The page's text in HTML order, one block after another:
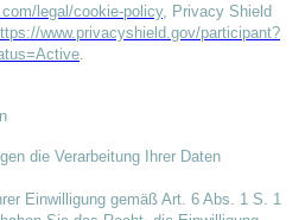
legal/cookie-policy, Privacy Shield
www.privacyshield.gov/participant?
die Verarbeitung Ihrer Daten
Einwilligung gemäß Art. 6 Abs. 1 S. 1